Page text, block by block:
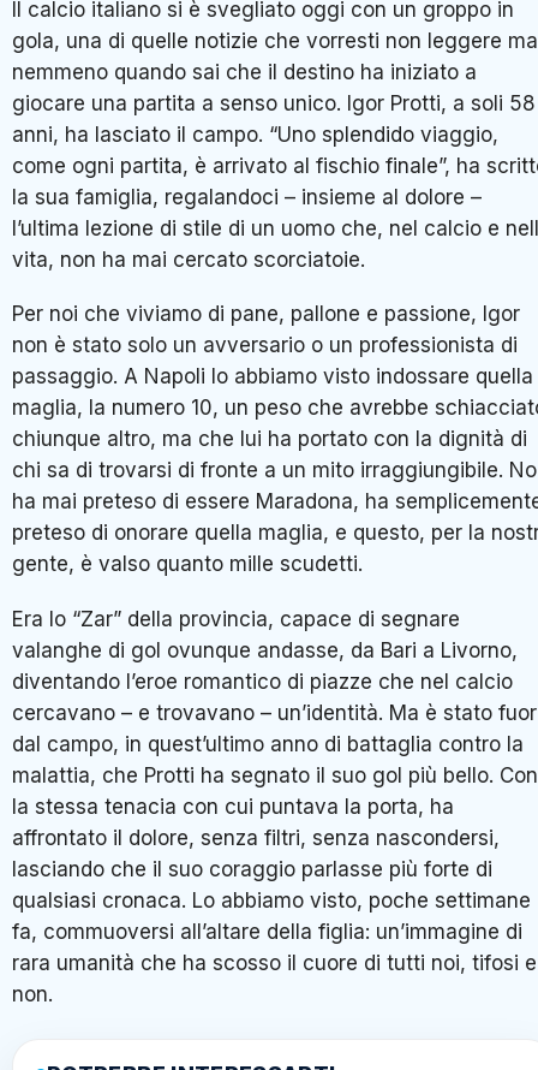
Il calcio italiano si è svegliato oggi con un groppo in
gola, una di quelle notizie che vorresti non leggere
nemmeno quando sai che il destino ha iniziato a
giocare una partita a senso unico. Igor Protti, a soli 58
anni, ha lasciato il campo. “Uno splendido viaggio,
come ogni partita, è arrivato al fischio finale”, ha
la sua famiglia, regalandoci – insieme al dolore –
l’ultima lezione di stile di un uomo che, nel calcio e
vita, non ha mai cercato scorciatoie.
Per noi che viviamo di pane, pallone e passione, Igor
non è stato solo un avversario o un professionista di
passaggio. A Napoli lo abbiamo visto indossare quella
maglia, la numero 10, un peso che avrebbe
chiunque altro, ma che lui ha portato con la dignità di
chi sa di trovarsi di fronte a un mito irraggiungibile.
ha mai preteso di essere Maradona, ha
preteso di onorare quella maglia, e questo, per la
gente, è valso quanto mille scudetti.
Era lo “Zar” della provincia, capace di segnare
valanghe di gol ovunque andasse, da Bari a Livorno,
diventando l’eroe romantico di piazze che nel calcio
cercavano – e trovavano – un’identità. Ma è stato
dal campo, in quest’ultimo anno di battaglia contro la
malattia, che Protti ha segnato il suo gol più bello. Con
la stessa tenacia con cui puntava la porta, ha
affrontato il dolore, senza filtri, senza nascondersi,
lasciando che il suo coraggio parlasse più forte di
qualsiasi cronaca. Lo abbiamo visto, poche settimane
fa, commuoversi all’altare della figlia: un’immagine di
rara umanità che ha scosso il cuore di tutti noi, tifosi e
non.